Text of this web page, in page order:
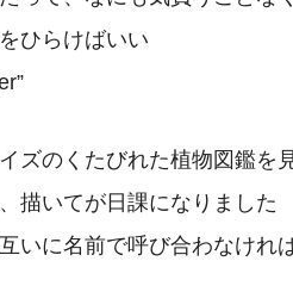
ひらけばいい
ズのくたびれた植物図鑑を
描いてが日課になりました
いに名前で呼び合わなけれ